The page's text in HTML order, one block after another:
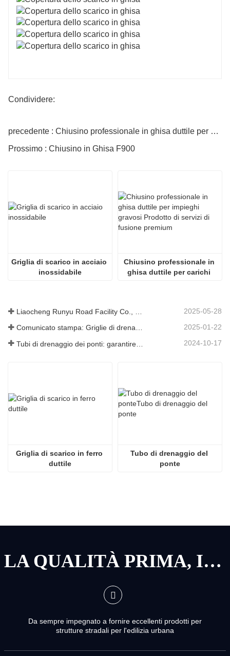
Condividere:
precedente : Chiusino professionale in ghisa duttile per carichi pesanti
Prossimo : Chiusino in Ghisa F900
Griglia di scarico in acciaio
inossidabile
Chiusino professionale in
ghisa duttile per carichi
2025-05-28
Comunicato stampa: Griglie di drenaggio innovative ad alta resistenza: migliorano la sicurezza e l'efficienza delle infrastrutture urbane 2025-01-22
2024-10-17
Griglia di scarico in ferro
duttile
Tubo di drenaggio del
ponte
LA QUALITÀ PRIMA, IL SERVIZIO PRIMA
Da sempre impegnato a fornire eccellenti prodotti per
strutture stradali per l'edilizia urbana